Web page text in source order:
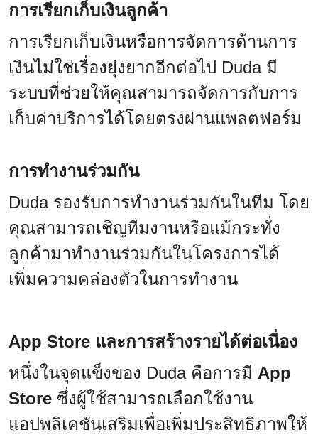
การเรียกเก็บเงินลูกค้า
การเรียกเก็บเงินหรือการจัดการด้านการ
เงินไม่ใช่เรื่องยุ่งยากอีกต่อไป Duda มี
ระบบที่ช่วยให้คุณสามารถจัดการกับการ
เก็บค่าบริการได้โดยตรงผ่านแพลตฟอร์ม
การทำงานร่วมกัน
Duda รองรับการทำงานร่วมกันในทีม โดย
คุณสามารถเชิญทีมงานหรือแม้กระทั่ง
ลูกค้ามาทำงานร่วมกันในโครงการได้
เพิ่มความคล่องตัวในการทำงาน
App Store และการสร้างรายได้ต่อเนื่อง
หนึ่งในจุดแข็งของ Duda คือการมี App
Store ซึ่งผู้ใช้สามารถเลือกใช้งาน
แอปพลิเคชันเสริมเพื่อเพิ่มประสิทธิภาพให้